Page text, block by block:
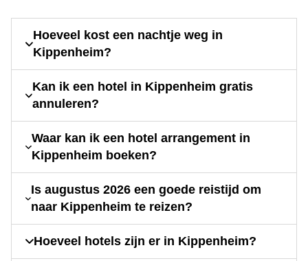
Hoeveel kost een nachtje weg in
Kippenheim?
Kan ik een hotel in Kippenheim gratis
annuleren?
Waar kan ik een hotel arrangement in
Kippenheim boeken?
Is augustus 2026 een goede reistijd om
naar Kippenheim te reizen?
Hoeveel hotels zijn er in Kippenheim?